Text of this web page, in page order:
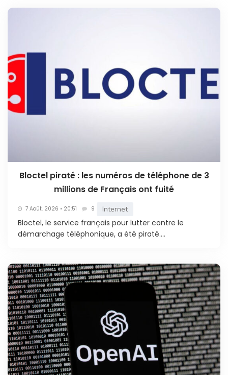
Bloctel piraté : les numéros de téléphone de 3
millions de Français ont fuité
7 Août. 2026 • 20:51 9 Internet
Bloctel, le service français pour lutter contre le
démarchage téléphonique, a été piraté....